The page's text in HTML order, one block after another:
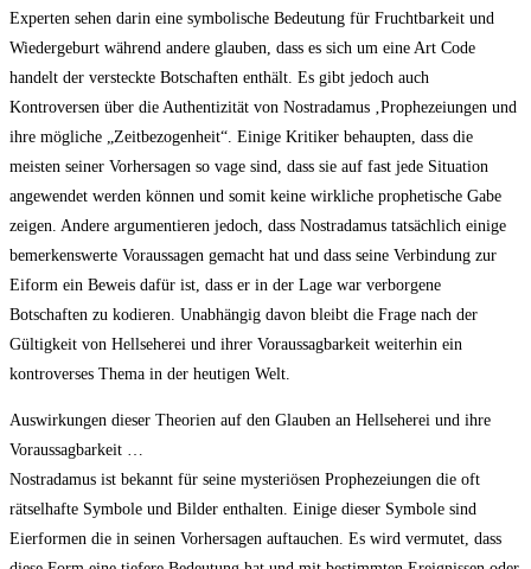
Experten sehen darin eine symbolische Bedeutung für Fruchtbarkeit und
Wiedergeburt während andere glauben, dass es sich um eine Art Code
handelt der versteckte Botschaften enthält. Es gibt jedoch auch
Kontroversen über die Authentizität von Nostradamus ‚Prophezeiungen und
ihre mögliche „Zeitbezogenheit“. Einige Kritiker behaupten, dass die
meisten seiner Vorhersagen so vage sind, dass sie auf fast jede Situation
angewendet werden können und somit keine wirkliche prophetische Gabe
zeigen. Andere argumentieren jedoch, dass Nostradamus tatsächlich einige
bemerkenswerte Voraussagen gemacht hat und dass seine Verbindung zur
Eiform ein Beweis dafür ist, dass er in der Lage war verborgene
Botschaften zu kodieren. Unabhängig davon bleibt die Frage nach der
Gültigkeit von Hellseherei und ihrer Voraussagbarkeit weiterhin ein
kontroverses Thema in der heutigen Welt.
Auswirkungen dieser Theorien auf den Glauben an Hellseherei und ihre
Voraussagbarkeit …
Nostradamus ist bekannt für seine mysteriösen Prophezeiungen die oft
rätselhafte Symbole und Bilder enthalten. Einige dieser Symbole sind
Eierformen die in seinen Vorhersagen auftauchen. Es wird vermutet, dass